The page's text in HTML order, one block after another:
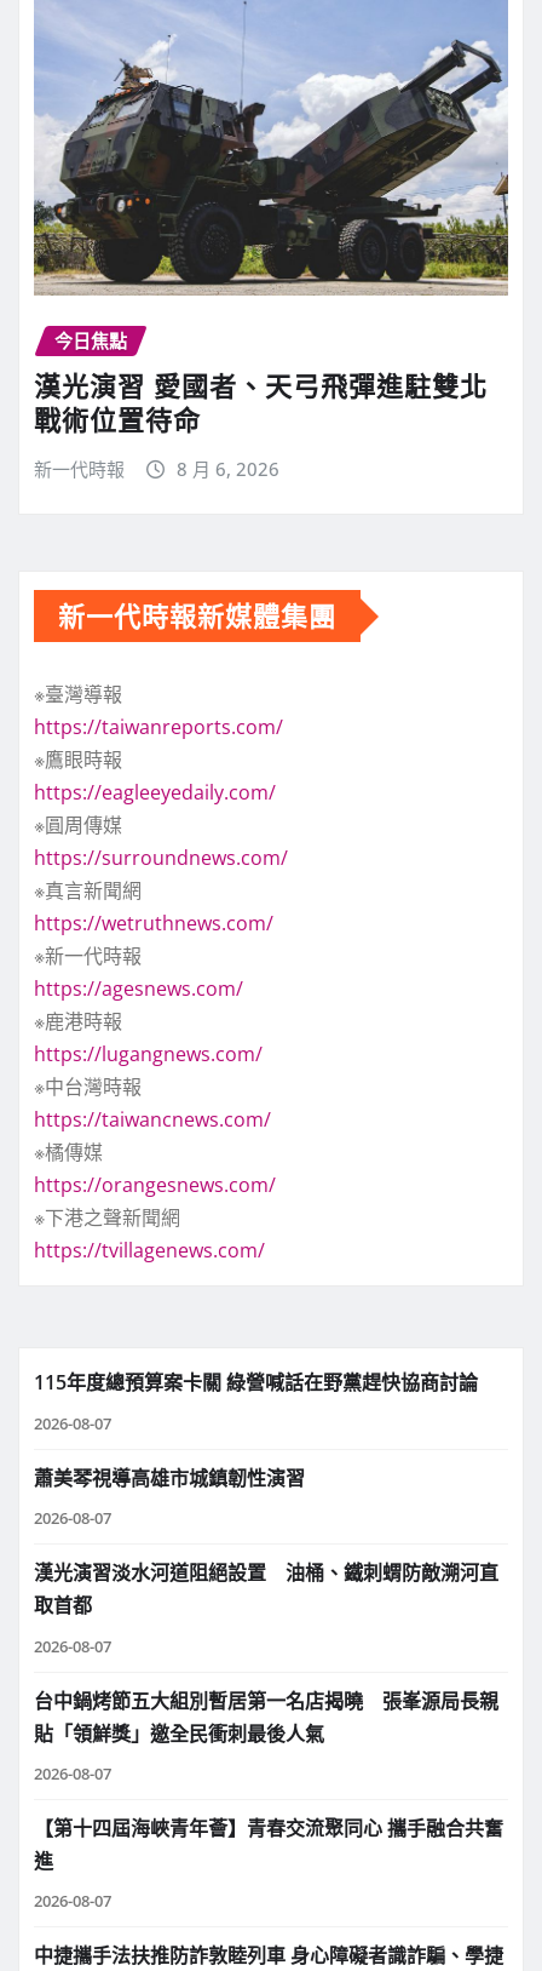
今日焦點
漢光演習 愛國者、天弓飛彈進駐雙北
戰術位置待命
新一代時報 8 月 6, 2026
新一代時報新媒體集團
※臺灣導報
https://taiwanreports.com/
※鷹眼時報
https://eagleeyedaily.com/
※圓周傳媒
https://surroundnews.com/
※真言新聞網
https://wetruthnews.com/
※新一代時報
https://agesnews.com/
※鹿港時報
https://lugangnews.com/
※中台灣時報
https://taiwancnews.com/
※橘傳媒
https://orangesnews.com/
※下港之聲新聞網
https://tvillagenews.com/
115年度總預算案卡關 綠營喊話在野黨趕快協商討論
2026-08-07
蕭美琴視導高雄市城鎮韌性演習
2026-08-07
漢光演習淡水河道阻絕設置 油桶、鐵刺蝟防敵溯河直
取首都
2026-08-07
台中鍋烤節五大組別暫居第一名店揭曉 張峯源局長親
貼「領鮮獎」邀全民衝刺最後人氣
2026-08-07
【第十四屆海峽青年薈】青春交流聚同心 攜手融合共奮
進
2026-08-07
中捷攜手法扶推防詐敦睦列車 身心障礙者識詐騙、學捷